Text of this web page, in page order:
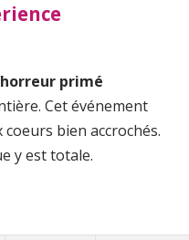
primé
Cet événement
bien accrochés.
y est totale.